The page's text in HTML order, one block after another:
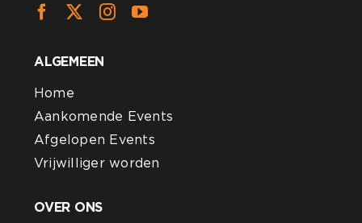
ALGEMEEN
Home
Aankomende Events
Afgelopen Events
Vrijwilliger worden
OVER ONS